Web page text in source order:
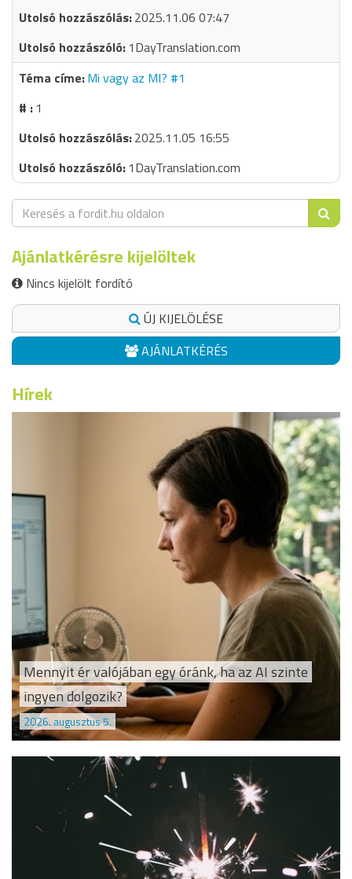
2025.11.06 07:47
1DayTranslation.com
Mi vagy az MI? #1
1
2025.11.05 16:55
1DayTranslation.com
Ajánlatkérésre kijelöltek
Nincs kijelölt fordító
ÚJ KIJELÖLÉSE
AJÁNLATKÉRÉS
Hírek
Mennyit ér valójában egy óránk, ha az AI szinte
ingyen dolgozik?
2026. augusztus 5.